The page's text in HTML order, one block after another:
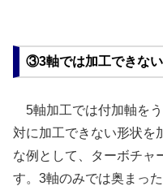
③3軸では加工できな
5軸加工では付加軸を
対に加工できない形状を
な例として、ターボチャ
す。3軸のみでは奥まっ